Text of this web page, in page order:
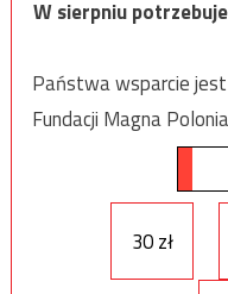
W sierpniu
Państwa wsparcie
Fundacji Magna
30 zł